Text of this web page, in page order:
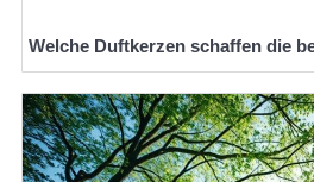
Welche Duftkerzen schaffen die